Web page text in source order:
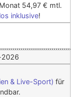
54,97 € mtl.
inklusive!
& Live-Sport) für